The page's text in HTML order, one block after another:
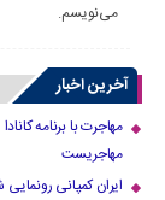
می‌نویسم.
آخرین اخبار
مهاجرت با برنامه
مهاجریست
ایران کمپانی